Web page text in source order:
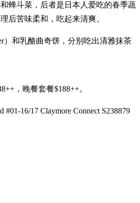
蜂斗菜，后者是日本人爱吃的春季蔬
后苦味柔和，吃起来清爽。
）和乳酪曲奇饼，分别吃出清雅抹茶
，晚餐套餐$188++。
16/17 Claymore Connect S238879